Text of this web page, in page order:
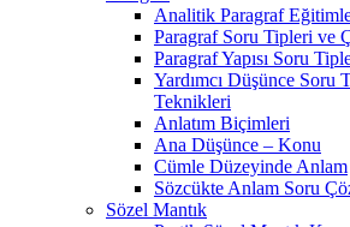
Analitik Paragraf
Paragraf Soru Tipleri ve
Paragraf Yapısı Soru
Yardımcı Düşünce Soru
Teknikleri
Anlatım Biçimleri
Ana Düşünce – Konu
Cümle Düzeyinde Anlam
Sözcükte Anlam Soru
Sözel Mantık